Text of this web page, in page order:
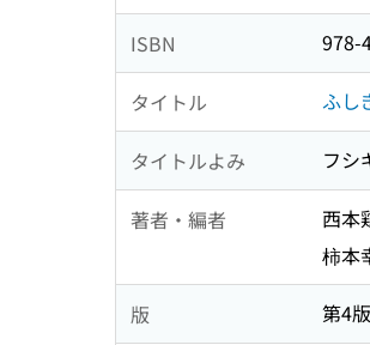
ISBN 978-
タイトル ふし
タイトルよみ フシ
著者・編者
西本
柿本
版 第4版